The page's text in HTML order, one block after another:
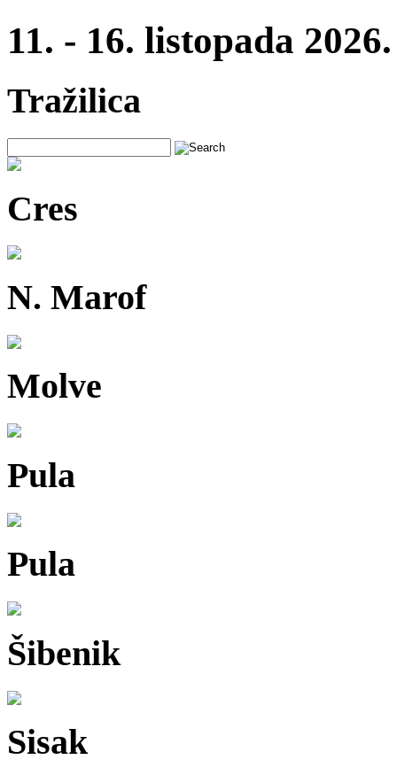
11. - 16. listopada 2026.
Tražilica
Cres
N. Marof
Molve
Pula
Pula
Šibenik
Sisak